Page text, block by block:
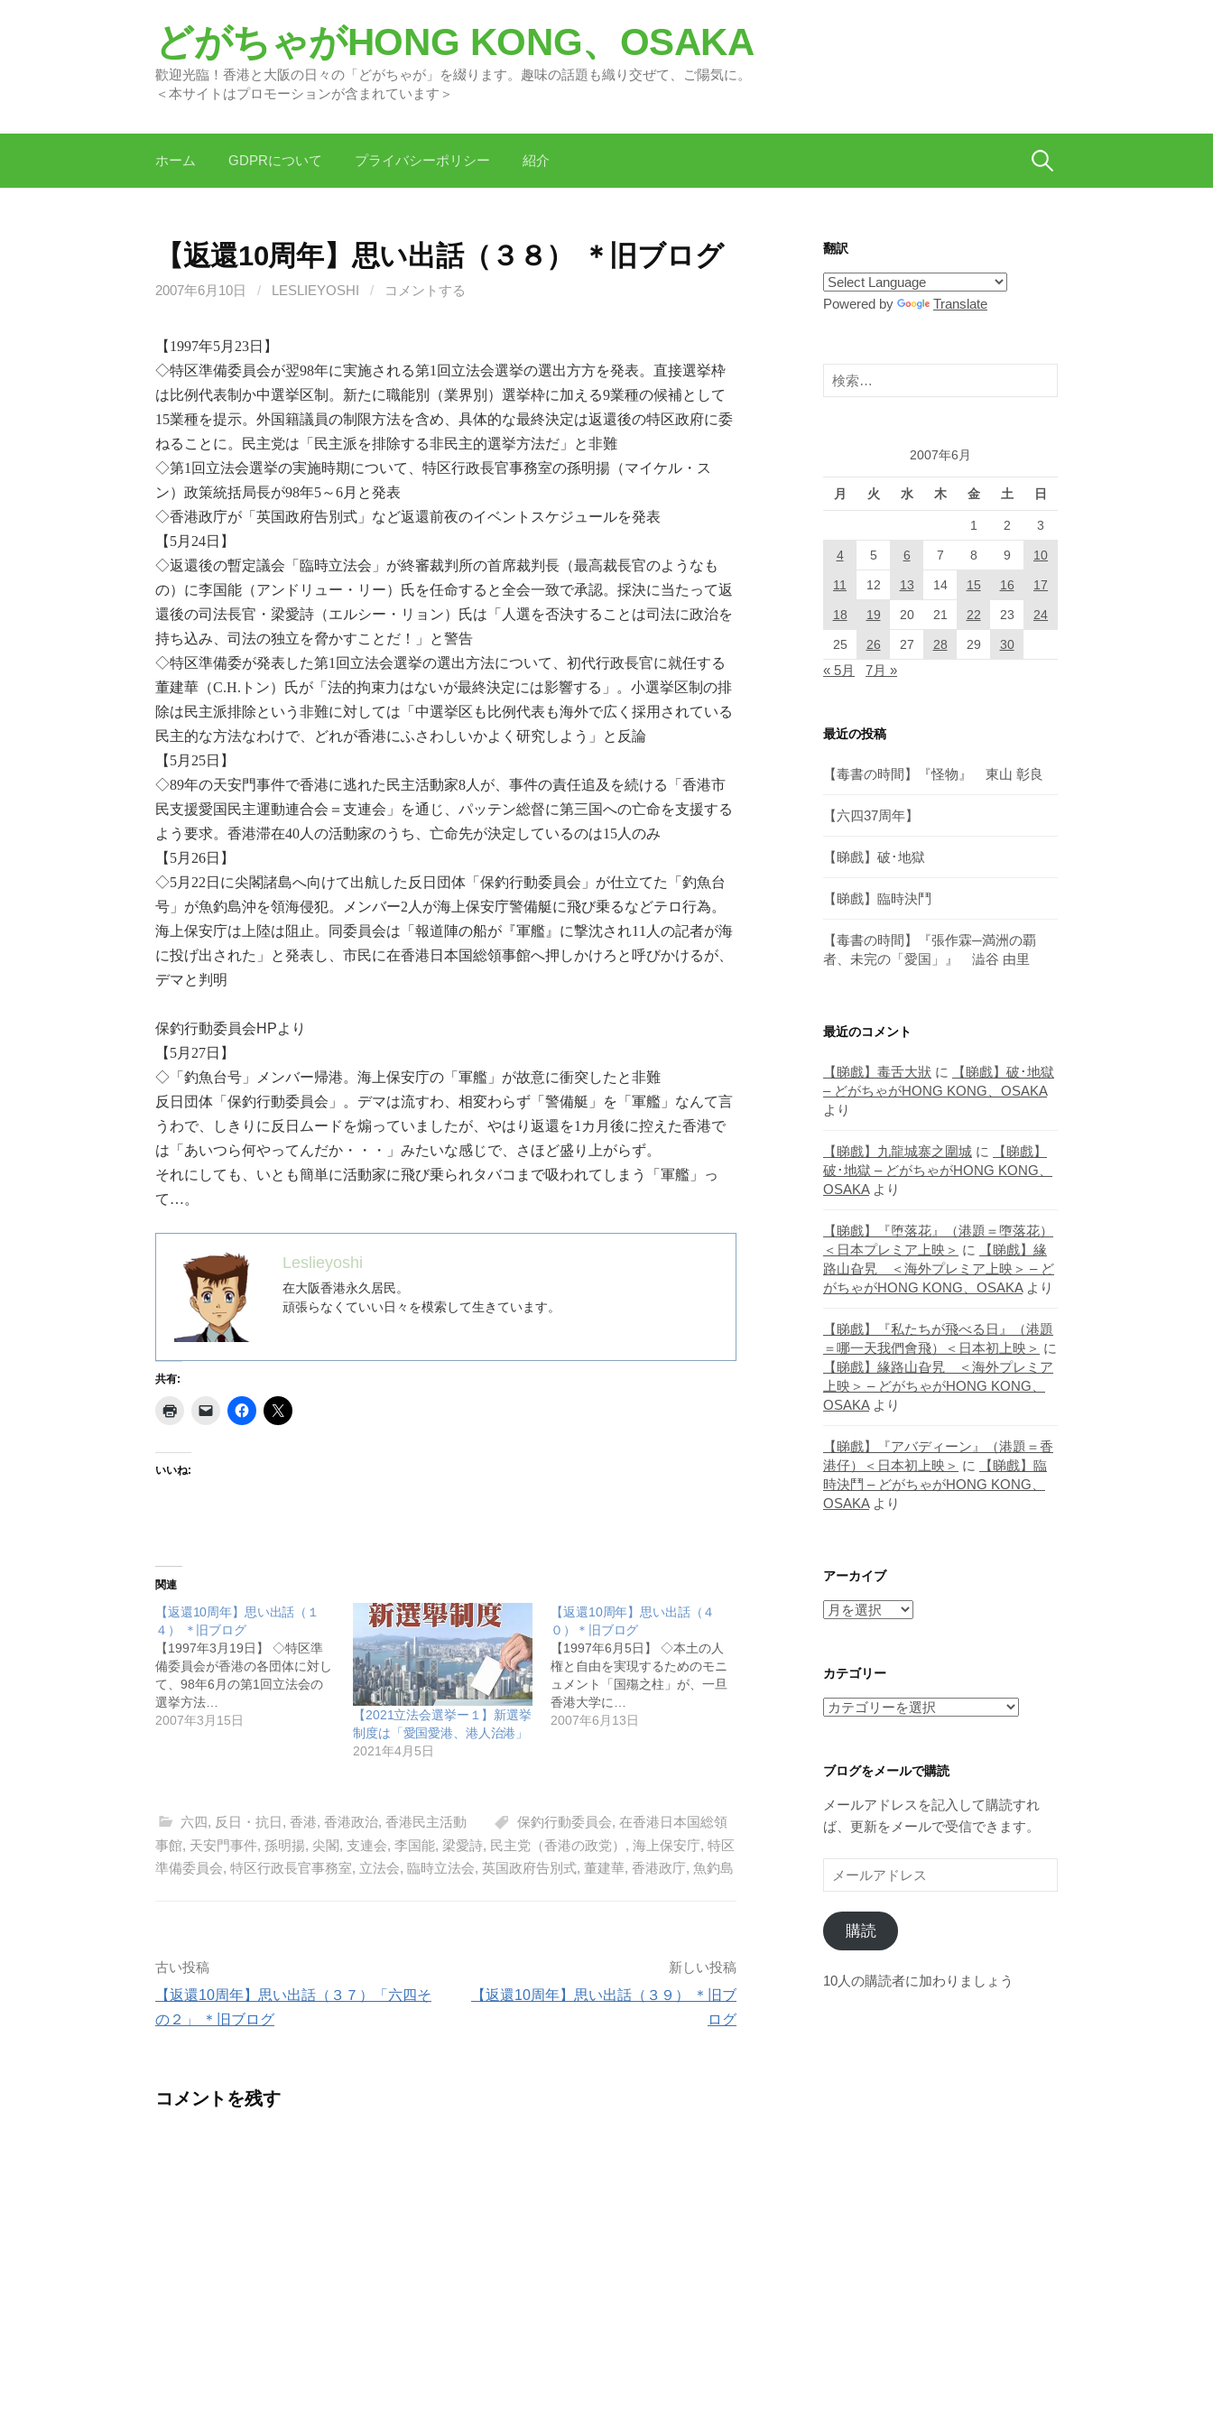
へ
どがちゃがHONG KONG、OSAKA
歡迎光臨！香港と大阪の日々の「どがちゃが」を綴ります。趣味の話題も織り交ぜて、ご陽気に。
＜本サイトはプロモーションが含まれています＞
ホーム GDPRについて プライバシーポリシー 紹介 検
【返還10周年】思い出話（３８） ＊旧ブログ
2007年6月10日 / LESLIEYOSHI / コメントする
【1997年5月23日】
◇特区準備委員会が翌98年に実施される第1回立法会選挙の選出方方を発表。直接選挙枠
は比例代表制か中選挙区制。新たに職能別（業界別）選挙枠に加える9業種の候補として
15業種を提示。外国籍議員の制限方法を含め、具体的な最終決定は返還後の特区政府に委
ねることに。民主党は「民主派を排除する非民主的選挙方法だ」と非難
◇第1回立法会選挙の実施時期について、特区行政長官事務室の孫明揚（マイケル・ス
ン）政策統括局長が98年5～6月と発表
◇香港政庁が「英国政府告別式」など返還前夜のイベントスケジュールを発表
【5月24日】
◇返還後の暫定議会「臨時立法会」が終審裁判所の首席裁判長（最高裁長官のようなも
の）に李国能（アンドリュー・リー）氏を任命すると全会一致で承認。採決に当たって返
還後の司法長官・梁愛詩（エルシー・リョン）氏は「人選を否決することは司法に政治を
持ち込み、司法の独立を脅かすことだ！」と警告
◇特区準備委が発表した第1回立法会選挙の選出方法について、初代行政長官に就任する
董建華（C.H.トン）氏が「法的拘束力はないが最終決定には影響する」。小選挙区制の排
除は民主派排除という非難に対しては「中選挙区も比例代表も海外で広く採用されている
民主的な方法なわけで、どれが香港にふさわしいかよく研究しよう」と反論
【5月25日】
◇89年の天安門事件で香港に逃れた民主活動家8人が、事件の責任追及を続ける「香港市
民支援愛国民主運動連合会＝支連会」を通じ、パッテン総督に第三国への亡命を支援する
よう要求。香港滞在40人の活動家のうち、亡命先が決定しているのは15人のみ
【5月26日】
◇5月22日に尖閣諸島へ向けて出航した反日団体「保釣行動委員会」が仕立てた「釣魚台
号」が魚釣島沖を領海侵犯。メンバー2人が海上保安庁警備艇に飛び乗るなどテロ行為。
海上保安庁は上陸は阻止。同委員会は「報道陣の船が『軍艦』に撃沈され11人の記者が海
に投げ出された」と発表し、市民に在香港日本国総領事館へ押しかけろと呼びかけるが、
デマと判明
保釣行動委員会HPより
【5月27日】
◇「釣魚台号」メンバー帰港。海上保安庁の「軍艦」が故意に衝突したと非難
反日団体「保釣行動委員会」。デマは流すわ、相変わらず「警備艇」を「軍艦」なんて言
うわで、しきりに反日ムードを煽っていましたが、やはり返還を1カ月後に控えた香港で
は「あいつら何やってんだか・・・」みたいな感じで、さほど盛り上がらず。
それにしても、いとも簡単に活動家に飛び乗られタバコまで吸われてしまう「軍艦」っ
て…。
Leslieyoshi
在大阪香港永久居民。
頑張らなくていい日々を模索して生きています。
共有:
いいね:
関連
【返還10周年】思い出話（１
４） ＊旧ブログ
【1997年3月19日】 ◇特区準
備委員会が香港の各団体に対し
て、98年6月の第1回立法会の
選挙方法…
2007年3月15日
【2021立法会選挙ー１】新選挙
制度は「愛国愛港、港人治港」
2021年4月5日
【返還10周年】思い出話（４
０）＊旧ブログ
【1997年6月5日】 ◇本土の人
権と自由を実現するためのモニ
ュメント「国殤之柱」が、一旦
香港大学に…
2007年6月13日
六四, 反日・抗日 , 香港, 香港政治, 香港民主活動 保釣行動委員会, 在香港日本国総領
事館, 天安門事件, 孫明揚, 尖閣, 支連会, 李国能, 梁愛詩, 民主党（香港の政党） , 海上保安庁, 特区
準備委員会, 特区行政長官事務室, 立法会, 臨時立法会, 英国政府告別式, 董建華, 香港政庁, 魚釣島
投
稿
ビ
古い投稿
【返還10周年】思い出話（３７）「六四そ
の２」 ＊旧ブログ
新しい投稿
【返還10周年】思い出話（３９） ＊旧ブ
ログ
コメントを残す
翻訳
Powered by Translate
検
索:
2007年6月
月 火 水 木 金 土 日
1 2 3
4 5 6 7 8 9 10
11 12 13 14 15 16 17
18 19 20 21 22 23 24
25 26 27 28 29 30
« 5月 7月 »
最近の投稿
【毒書の時間】『怪物』 東山 彰良
【六四37周年】
【睇戲】破･地獄
【睇戲】臨時決鬥
【毒書の時間】『張作霖─満洲の覇
者、未完の「愛国」』 澁谷 由里
最近のコメント
【睇戲】毒舌大狀 に
【睇戲】破･地獄
– どがちゃがHONG KONG、OSAKA
より
【睇戲】九龍城寨之圍城 に
【睇戲】
破･地獄 – どがちゃがHONG KONG、
OSAKAより
【睇戲】『堕落花』（港題＝墮落花）
＜日本プレミア上映＞ に
【睇戲】緣
路山旮旯 ＜海外プレミア上映＞ – ど
がちゃがHONG KONG、OSAKAより
【睇戲】『私たちが飛べる日』（港題
＝哪一天我們會飛）＜日本初上映＞ に
【睇戲】緣路山旮旯 ＜海外プレミア
上映＞ – どがちゃがHONG KONG、
OSAKAより
【睇戲】『アバディーン』（港題＝香
港仔）＜日本初上映＞ に
【睇戲】臨
時決鬥 – どがちゃがHONG KONG、
OSAKAより
アーカイブ
ア
イ
ブ
カテゴリー
カ
リ
ブログをメールで購読
メールアドレスを記入して購読すれ
ば、更新をメールで受信できます。
ー
ル
ア
ド
レ
購読
10人の購読者に加わりましょう